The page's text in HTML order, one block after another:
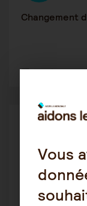
Changement
2 1228
Le rôle de l'aidant
19
Elle n'a plus
Vous